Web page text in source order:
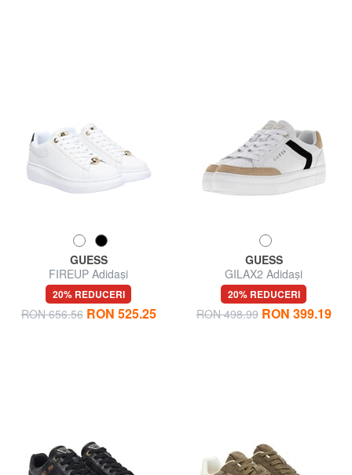
GUESS
FIREUP Adidași
20% REDUCERI
RON 656.56 RON 525.25
GUESS
GILAX2 Adidași
20% REDUCERI
RON 498.99 RON 399.19